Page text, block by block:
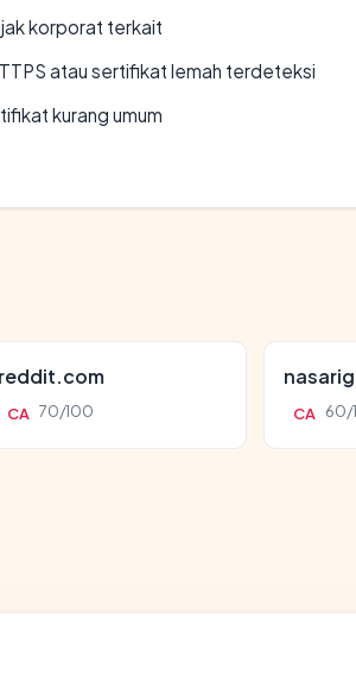
korporat terkait
atau sertifikat lemah terdeteksi
kurang umum
reddit.com
CA 70/100 CA 60/